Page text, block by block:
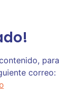
para
correo: